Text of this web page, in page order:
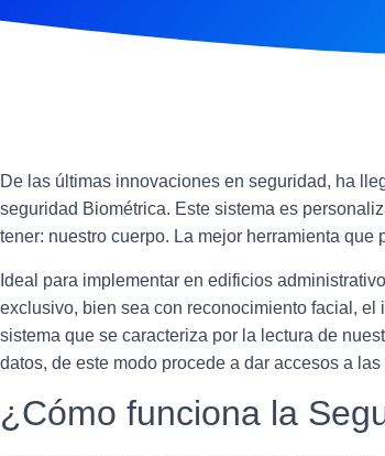
De las últimas innovaciones en seguridad, ha
seguridad Biométrica. Este sistema es
tener: nuestro cuerpo. La mejor herramienta que
Ideal para implementar en edificios
exclusivo, bien sea con reconocimiento facial,
sistema que se caracteriza por la lectura de
datos, de este modo procede a dar accesos a
¿Cómo funciona la